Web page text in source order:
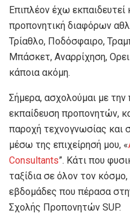
Επιπλέον έχω εκπαιδευτεί
προπονητική διαφόρων
Τρίαθλο, Ποδόσφαιρο,
Μπάσκετ, Αναρρίχηση,
κάποια ακόμη.
Σήμερα, ασχολούμαι με την
εκπαίδευση προπονητών,
παροχή τεχνογνωσίας και
μέσω της επιχείρησή μου, «
Consultants”. Κάτι που
ταξίδια σε όλον τον
εβδομάδες που πέρασα
Σχολής Προπονητών SUP.